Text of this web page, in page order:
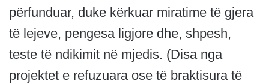
përfunduar, duke kërkuar miratime të gjera
të lejeve, pengesa ligjore dhe, shpesh,
teste të ndikimit në mjedis. (Disa nga
projektet e refuzuara ose të braktisura të